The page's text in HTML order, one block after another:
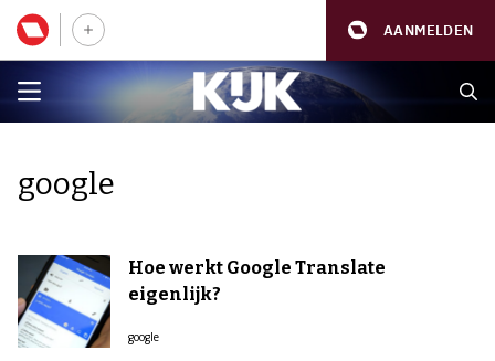
AANMELDEN
google
Hoe werkt Google Translate
eigenlijk?
google